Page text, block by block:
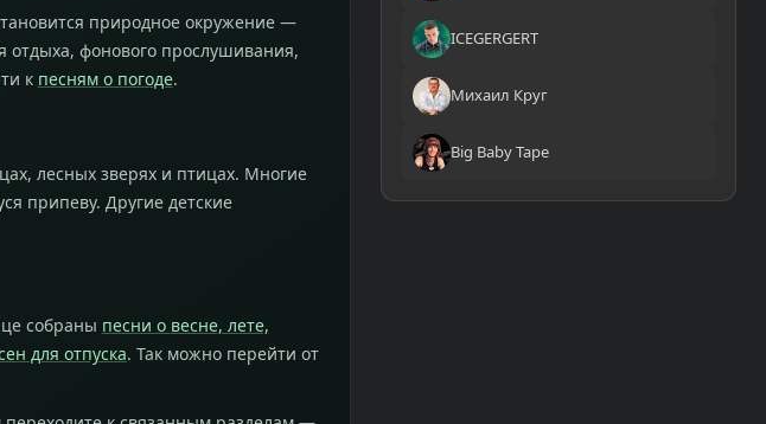
ICEGERGERT
Михаил Круг
Big Baby Tape
природное окружение —
отдыха, фонового прослушивания,
к песням о погоде.
лесных зверях и птицах. Многие
припеву. Другие детские
собраны песни о весне, лете,
для отпуска. Так можно перейти от